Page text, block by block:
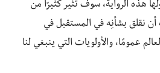
هذه الرواية، سوف تثير كثيرًا من
نقلق بشأنِه في المستقبل في
عمومًا، والأولويات التي ينبغي لنا